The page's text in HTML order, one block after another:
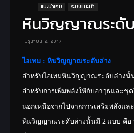
แนะนำเกม ระบบแนะนำ
หินวิญญาณระดั
มิถุนายน 2, 2017
ไอเทม : หินวิญญาณระดับล่าง
สำหรับไอเทมหินวิญญาณระดับล่างนั้น
สำหรับการเพิ่มพลังให้กับอาวุธและชุ
นอกเหนือจากไปจากการเสริมพลังแ
หินวิญญาณระดับล่างนั้นมี 2 แบบ คื